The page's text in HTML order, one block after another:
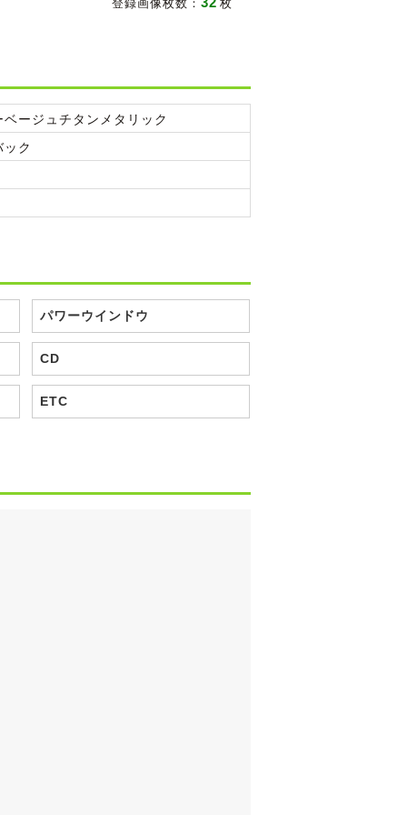
登録画像枚数： 枚
ベージュチタンメタリック
ック
パワーウインドウ
CD
ETC